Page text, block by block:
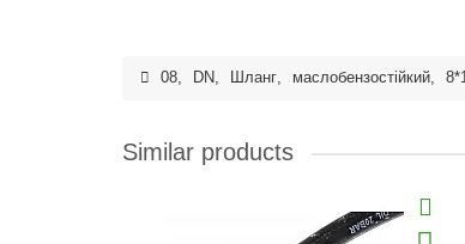
08, DN, Шланг, маслобензостійкий,
Similar products